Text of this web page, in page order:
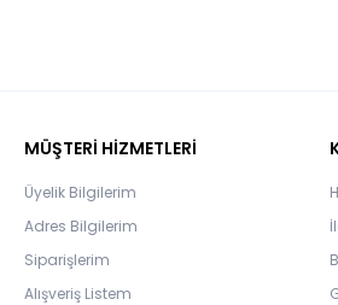
MÜŞTERİ HİZMETLERİ
Üyelik Bilgilerim
Adres Bilgilerim
Siparişlerim
Alışveriş Listem